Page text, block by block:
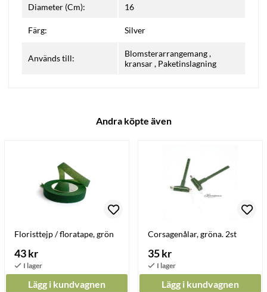
Diameter (Cm): 16
Färg: Silver
Används till: Blomsterarrangemang,
kransar, Paketinslagning
Andra köpte även
Floristtejp / floratape, grön
43 kr
Lägg i kundvagnen
Corsagenålar, gröna. 2st
35 kr
Lägg i kundvagnen